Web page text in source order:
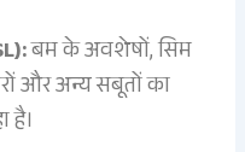
बम के अवशेषों, सिम
और अन्य सबूतों का
है।